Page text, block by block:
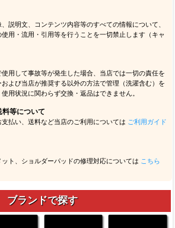
説明文、コンテンツ内容等のすべての情報について、
用・流用・引用等を行うことを一切禁止します（キャ
用して事故等が発生した場合、当店では一切の責任を
よび当店が推奨する以外の方法で管理（洗濯含む）を
用状況に関わらず交換・返品はできません。
等について
払い、送料など当店のご利用については ご利用ガイド
ト、ショルダーパッドの修理対応については こちら
ブランドで探す